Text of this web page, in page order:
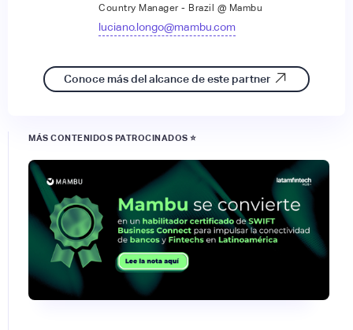
Country Manager - Brazil @ Mambu
luciano.longo@mambu.com
Conoce más del alcance de este partner
MÁS CONTENIDOS PATROCINADOS ⭐